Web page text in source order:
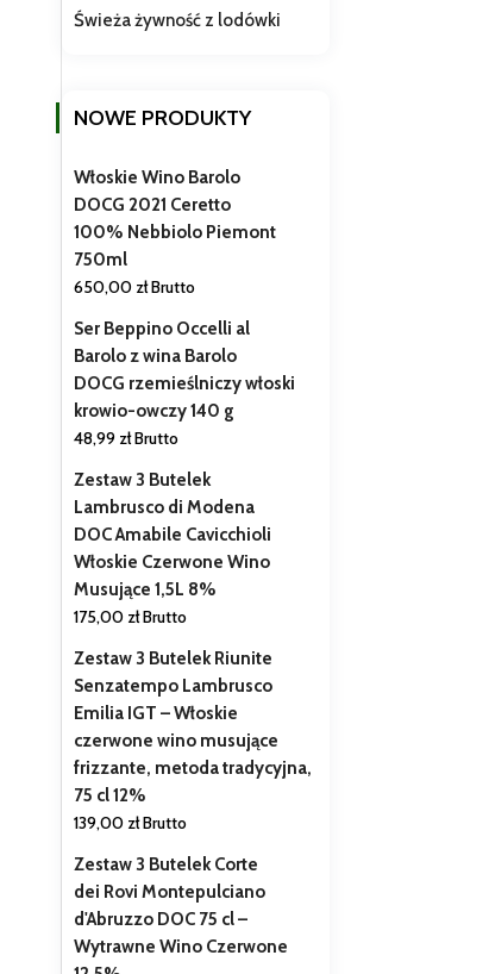
Świeża żywność z lodówki
NOWE PRODUKTY
Włoskie Wino Barolo
DOCG 2021 Ceretto
100% Nebbiolo Piemont
750ml
650,00 złBrutto
Ser Beppino Occelli al
Barolo z wina Barolo
DOCG rzemieślniczy włoski
krowio-owczy 140 g
48,99 złBrutto
Zestaw 3 Butelek
Lambrusco di Modena
DOC Amabile Cavicchioli
Włoskie Czerwone Wino
Musujące 1,5L 8%
175,00 złBrutto
Zestaw 3 Butelek Riunite
Senzatempo Lambrusco
Emilia IGT – Włoskie
czerwone wino musujące
frizzante, metoda tradycyjna,
75 cl 12%
139,00 złBrutto
Zestaw 3 Butelek Corte
dei Rovi Montepulciano
d'Abruzzo DOC 75 cl –
Wytrawne Wino Czerwone